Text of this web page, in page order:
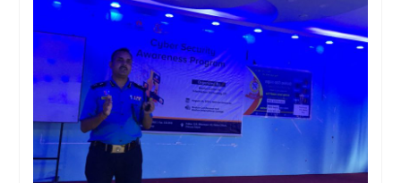
स्वास्थ्य/
रोचक
विचार/
अन्तर्वार्ता